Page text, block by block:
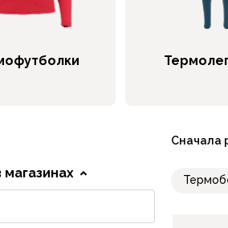
и ветрозащита
изотермики
магазинах
Сначала